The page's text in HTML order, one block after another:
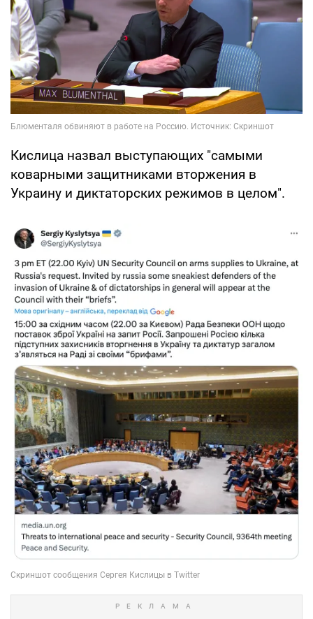
Кислица назвал выступающих "самыми
коварными защитниками вторжения в
Украину и диктаторских режимов в целом".